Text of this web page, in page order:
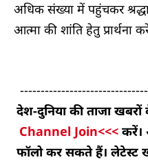
अधिक संख्या में पहुंचकर
आत्मा की शांति हेतु प्रार्थना
देश-दुनिया की ताजा
Channel Join<<<
फॉलो कर सकते हैं। लेटेस्ट